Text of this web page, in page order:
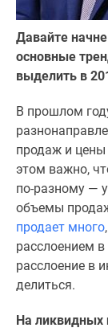
Ипотечный
калькулятор
Семейная
ипотека
ипотека
Банки
программы
Медиа
Новости
недвижимости
Мнение
эксперта
Аналитика
рынка
Давайте
основные
выделить в
В прошлом
продаж и цены
этом важно,
по-разному —
объемы
продает много
расслоением
расслоение в
делиться.
На ликвидных